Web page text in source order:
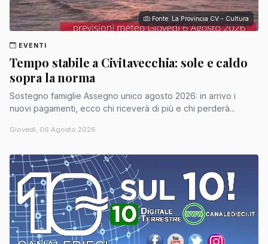
Fonte: La Provincia CV - Cultura
EVENTI
Tempo stabile a Civitavecchia: sole e caldo
sopra la norma
Sostegno famiglie Assegno unico agosto 2026: in arrivo i
nuovi pagamenti, ecco chi riceverà di più e chi perderà...
Giovedì, 06 Agosto 2026